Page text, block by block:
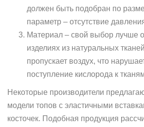
должен быть подобран по
параметр – отсутствие
Материал – свой выбор лучше
изделиях из натуральных
пропускает воздух, что
поступление кислорода к
Некоторые производители
модели топов с эластичными
косточек. Подобная продукция